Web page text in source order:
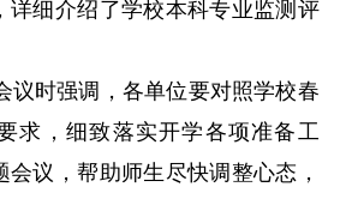
详细介绍了学校本科专业监测评
时强调，各单位要对照学校春
求，细致落实开学各项准备工
会议，帮助师生尽快调整心态，